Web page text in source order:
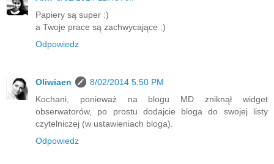
Papiery są super :)
a Twoje prace są zachwycające :)
Odpowiedz
Oliwiaen
8/02/2014 5:50 PM
Kochani, ponieważ na blogu MD zniknął widget
obserwatorów, po prostu dodajcie bloga do swojej listy
czytelniczej (w ustawieniach bloga).
Odpowiedz